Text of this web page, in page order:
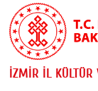
İZMİR İL KÜLTÜR